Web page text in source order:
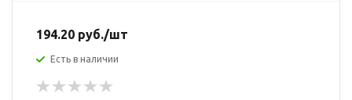
194.20 руб./шт
Есть в наличии